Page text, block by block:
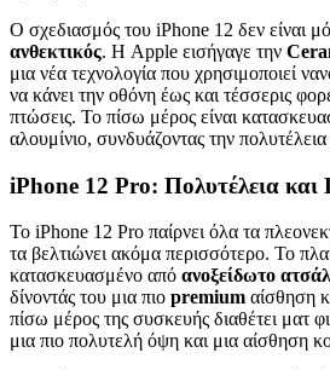
Ο σχεδιασμός του iPhone 12 δεν είναι
ανθεκτικός. Η Apple εισήγαγε την
μια νέα τεχνολογία που χρησιμοποιεί
να κάνει την οθόνη έως και τέσσερις
πτώσεις. Το πίσω μέρος είναι
αλουμίνιο, συνδυάζοντας την
iPhone 12 Pro: Πολυτέλεια και
Το iPhone 12 Pro παίρνει όλα τα
τα βελτιώνει ακόμα περισσότερο. Το
κατασκευασμένο από ανοξείδωτο
δίνοντάς του μια πιο premium αίσθηση
πίσω μέρος της συσκευής διαθέτει ματ
μια πιο πολυτελή όψη και μια αίσθηση